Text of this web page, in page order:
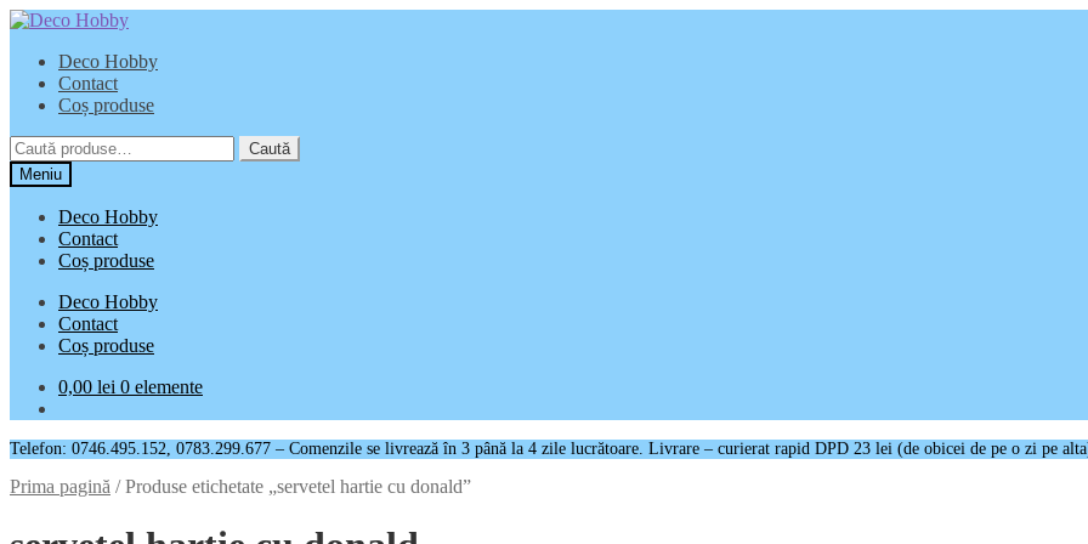
Sari
navigare
Sari
conținutDeco Hobby
Contact
Coș produse
Caută
după:
Caută
Meniu
Deco Hobby
Contact
Coș produse
Deco Hobby
Contact
Coș produse
0,00 lei 0 elemente
Telefon: 0746.495.152, 0783.299.677 – Comenzile se livrează în 3 până la 4 zile lucrătoare. Livrare – curierat rapid DPD 23 lei (de obicei de pe o zi pe
Prima pagină /Produse etichetate „servetel hartie cu donald”